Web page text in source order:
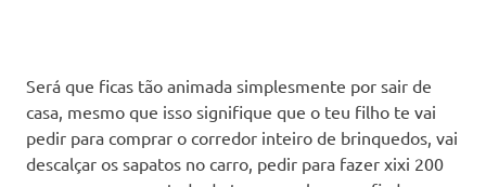
Será que ficas tão animada simplesmente por sair de
casa, mesmo que isso signifique que o teu filho te vai
pedir para comprar o corredor inteiro de brinquedos, vai
descalçar os sapatos no carro, pedir para fazer xixi 200